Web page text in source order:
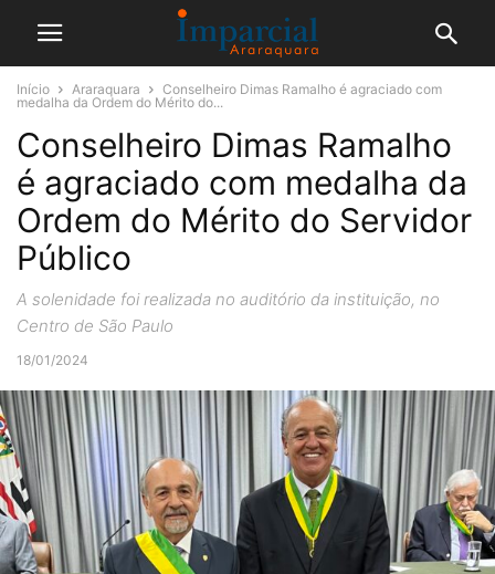
Início Araraquara
Conselheiro Dimas Ramalho é agraciado com
medalha da Ordem do Mérito do...
Conselheiro Dimas Ramalho
é agraciado com medalha da
Ordem do Mérito do Servidor
Público
A solenidade foi realizada no auditório da instituição, no
Centro de São Paulo
18/01/2024